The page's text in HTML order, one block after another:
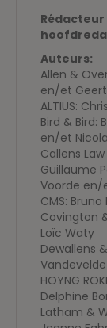
Auteurs:
Allen &
en/et
ALTIUS:
Bird & Bird:
en/et
Callens
Guillaume
Voorde en/
CMS:
Covington
Loïc Waty
Dewallens
Vandevelde
HOYNG
Delphine
Latham &